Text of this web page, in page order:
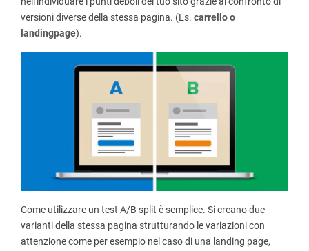
versioni diverse della stessa pagina. (Es. carrello o
landingpage).
Come utilizzare un test A/B split è semplice. Si creano due
varianti della stessa pagina strutturando le variazioni con
attenzione come per esempio nel caso di una landing page,